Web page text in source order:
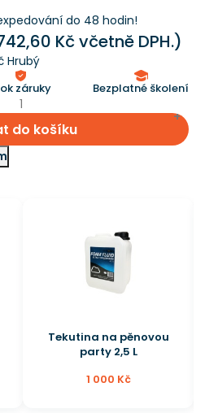
do 48 hodin!
Kčvčetně DPH.)
Hrubý
záruky Bezplatné školení
do košíku
Tekutina na pěnovou
party 2,5 L
1 000 Kč